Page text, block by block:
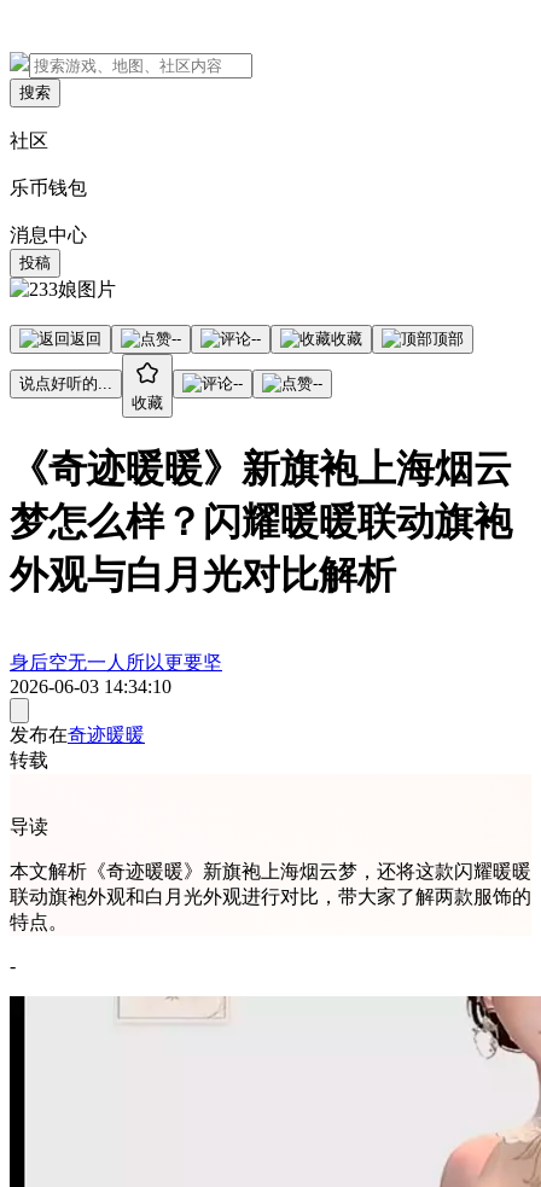
搜索
社区
乐币钱包
消息中心
投稿
返回 -- -- 收藏 顶部
说点好听的...
收藏
-- --
《奇迹暖暖》新旗袍上海烟云
梦怎么样？闪耀暖暖联动旗袍
外观与白月光对比解析
身后空无一人所以更要坚
2026-06-03 14:34:10
发布在奇迹暖暖
转载
导读
本文解析《奇迹暖暖》新旗袍上海烟云梦，还将这款闪耀暖暖
联动旗袍外观和白月光外观进行对比，带大家了解两款服饰的
特点。
-